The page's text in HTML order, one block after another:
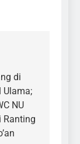
di
Ulama;
NU
Ranting